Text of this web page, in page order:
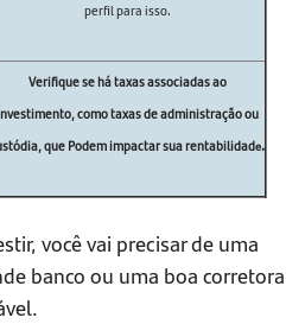
perfil para isso.
Verifique se há taxas associadas ao
como taxas de administração ou
que Podem impactar sua rentabilidade.
você vai precisar de uma
banco ou uma boa corretora